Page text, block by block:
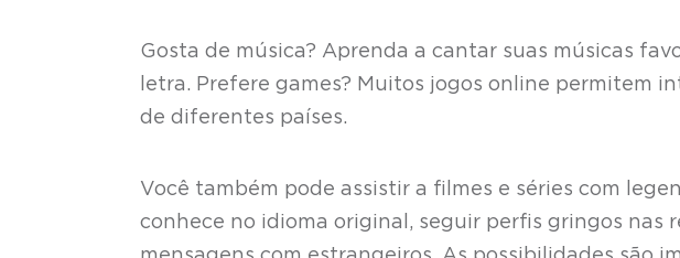
Gosta de música? Aprenda a cantar suas músicas
letra. Prefere games? Muitos jogos online permitem
de diferentes países.
Você também pode assistir a filmes e séries com
conhece no idioma original, seguir perfis gringos nas